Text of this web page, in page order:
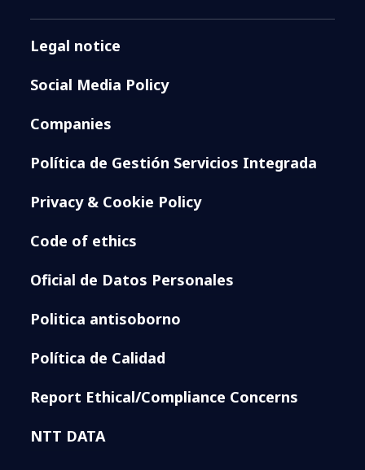
Legal notice
Social Media Policy
Companies
Política de Gestión Servicios Integrada
Privacy & Cookie Policy
Code of ethics
Oficial de Datos Personales
Politica antisoborno
Política de Calidad
Report Ethical/Compliance Concerns
NTT DATA